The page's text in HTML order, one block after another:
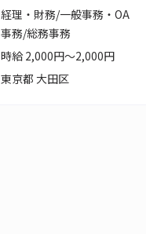
経理・財務/一般事務・OA
事務/総務事務
時給 2,000円～2,000円
東京都 大田区